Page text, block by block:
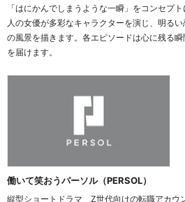
「はにかんでしまうような一瞬」をコンセプ
人の女優が多彩なキャラクターを演じ、明る
の風景を描きます。各エピソードは心に残る
を届けます。
働いて笑おうパーソル（PERSOL）
縦型ショートドラマ　Z世代向けの転職アカウ